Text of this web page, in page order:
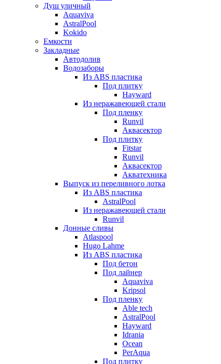
Душ уличный
Aquaviva
AstralPool
Kokido
Емкости
Закладные
Автодолив
Водозаборы
Из ABS пластика
Под плитку
Hayward
Из неражавеющей стали
Под пленку
Runvil
Аквасектор
Под плитку
Fitstar
Runvil
Аквасектор
Акватехника
Выпуск из переливного лотка
Из ABS пластика
AstralPool
Из неражавеющей стали
Runvil
Донные сливы
Atlaspool
Hugo Lahme
Из ABS пластика
Под бетон
Под лайнер
Aquaviva
Kripsol
Под пленку
Able tech
AstralPool
Hayward
Idrania
Ocean
PerAqua
Под плитку